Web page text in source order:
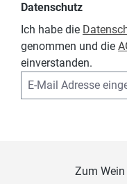
Datenschutz
Ich habe die
genommen und die
einverstanden.
Zum Wein